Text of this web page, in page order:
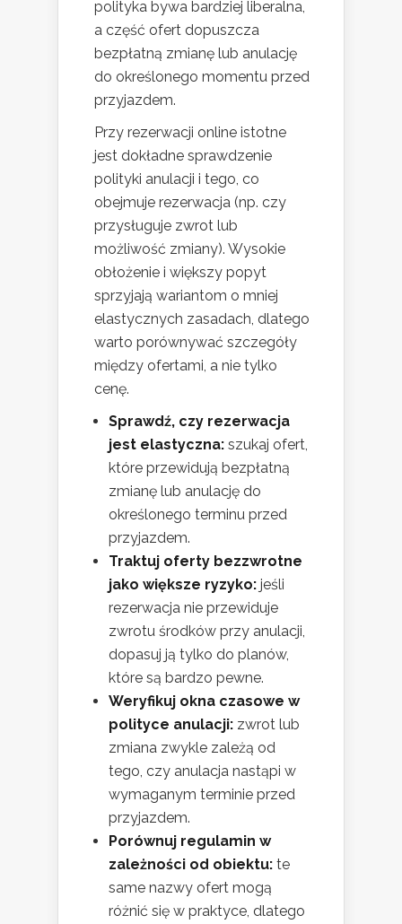
polityka bywa bardziej liberalna,
a część ofert dopuszcza
bezpłatną zmianę lub anulację
do określonego momentu przed
przyjazdem.
Przy rezerwacji online istotne
jest dokładne sprawdzenie
polityki anulacji i tego, co
obejmuje rezerwacja (np. czy
przysługuje zwrot lub
możliwość zmiany). Wysokie
obłożenie i większy popyt
sprzyjają wariantom o mniej
elastycznych zasadach, dlatego
warto porównywać szczegóły
między ofertami, a nie tylko
cenę.
Sprawdź, czy rezerwacja
jest elastyczna: szukaj ofert,
które przewidują bezpłatną
zmianę lub anulację do
określonego terminu przed
przyjazdem.
Traktuj oferty bezzwrotne
jako większe ryzyko: jeśli
rezerwacja nie przewiduje
zwrotu środków przy anulacji,
dopasuj ją tylko do planów,
które są bardzo pewne.
Weryfikuj okna czasowe w
polityce anulacji: zwrot lub
zmiana zwykle zależą od
tego, czy anulacja nastąpi w
wymaganym terminie przed
przyjazdem.
Porównuj regulamin w
zależności od obiektu: te
same nazwy ofert mogą
różnić się w praktyce, dlatego